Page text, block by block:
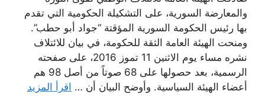
والمعارضة السورية، على التشكيلة الحكومية التي تقدم
بها رئيس الحكومة السورية المؤقتة “جواد أبو حطب”.
ومنحت الهيئة العامة الثقة للحكومة، في بيان للائتلاف
نشره مساء يوم الاثنين 11 تموز 2016، على صفحته
الرسمية، بعد حصولها على 68 صوتاً من أصل 98 هم
أعضاء الهيئة السياسية. وأوضح البيان أن … اقرأ المزيد